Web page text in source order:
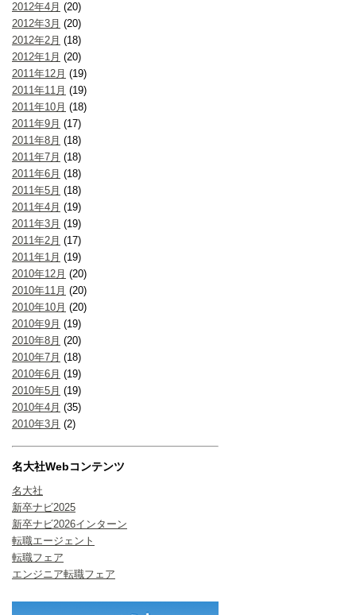
2012年4月 (20)
2012年3月 (20)
2012年2月 (18)
2012年1月 (20)
2011年12月 (19)
2011年11月 (19)
2011年10月 (18)
2011年9月 (17)
2011年8月 (18)
2011年7月 (18)
2011年6月 (18)
2011年5月 (18)
2011年4月 (19)
2011年3月 (19)
2011年2月 (17)
2011年1月 (19)
2010年12月 (20)
2010年11月 (20)
2010年10月 (20)
2010年9月 (19)
2010年8月 (20)
2010年7月 (18)
2010年6月 (19)
2010年5月 (19)
2010年4月 (35)
2010年3月 (2)
名大社Webコンテンツ
名大社
新卒ナビ2025
新卒ナビ2026インターン
転職エージェント
転職フェア
エンジニア転職フェア